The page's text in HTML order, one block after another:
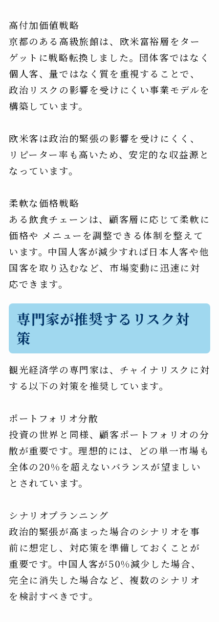
高付加価値戦略
京都のある高級旅館は、欧米富裕層をター
ゲットに戦略転換しました。団体客ではなく
個人客、量ではなく質を重視することで、
政治リスクの影響を受けにくい事業モデルを
構築しています。
欧米客は政治的緊張の影響を受けにくく、
リピーター率も高いため、安定的な収益源と
なっています。
柔軟な価格戦略
ある飲食チェーンは、顧客層に応じて柔軟に
価格や メニューを調整できる体制を整えて
います。中国人客が減少すれば日本人客や他
国客を取り込むなど、市場変動に迅速に対
応できます。
専門家が推奨するリスク対
策
観光経済学の専門家は、チャイナリスクに対
する以下の対策を推奨しています。
ポートフォリオ分散
投資の世界と同様、顧客ポートフォリオの分
散が重要です。理想的には、どの単一市場も
全体の20%を超えないバランスが望ましい
とされています。
シナリオプランニング
政治的緊張が高まった場合のシナリオを事
前に想定し、対応策を準備しておくことが
重要です。中国人客が50%減少した場合、
完全に消失した場合など、複数のシナリオ
を検討すべきです。